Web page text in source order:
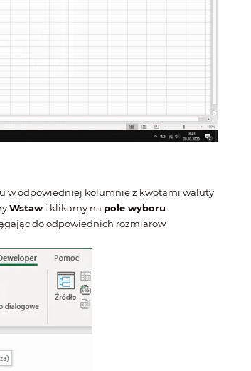
w odpowiedniej kolumnie z kwotami waluty
Wstawi klikamy na pole wyboru
do odpowiednich rozmiarów